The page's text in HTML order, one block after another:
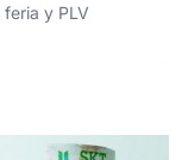
y PLV